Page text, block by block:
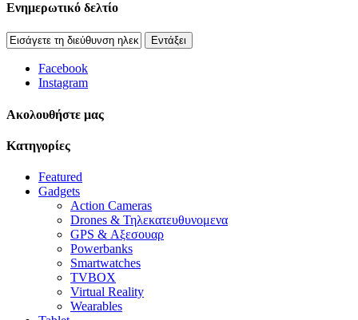
Ενημερωτικό δελτίο
Εντάξει
Facebook
Instagram
Aκολουθήστε μας
Κατηγορίες
Featured
Gadgets
Action Cameras
Drones & Τηλεκατευθυνομενα
GPS & Αξεσουαρ
Powerbanks
Smartwatches
TVBOX
Virtual Reality
Wearables